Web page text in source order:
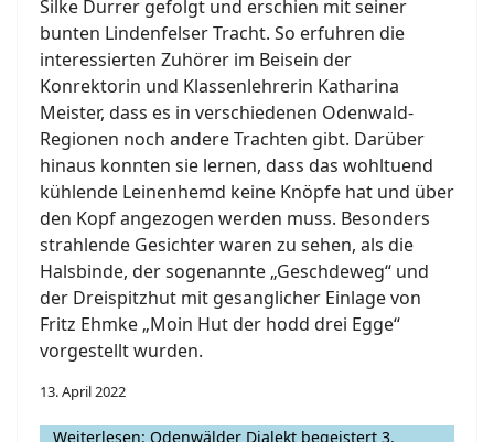
Silke Durrer gefolgt und erschien mit seiner
bunten Lindenfelser Tracht. So erfuhren die
interessierten Zuhörer im Beisein der
Konrektorin und Klassenlehrerin Katharina
Meister, dass es in verschiedenen Odenwald-
Regionen noch andere Trachten gibt. Darüber
hinaus konnten sie lernen, dass das wohltuend
kühlende Leinenhemd keine Knöpfe hat und über
den Kopf angezogen werden muss. Besonders
strahlende Gesichter waren zu sehen, als die
Halsbinde, der sogenannte „Geschdeweg“ und
der Dreispitzhut mit gesanglicher Einlage von
Fritz Ehmke „Moin Hut der hodd drei Egge“
vorgestellt wurden.
13. April 2022
Weiterlesen: Odenwälder Dialekt begeistert 3.